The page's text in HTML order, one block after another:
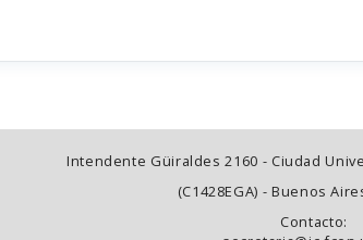
Intendente Güiraldes 2160 - Ciudad
(C1428EGA) - Buenos
Contacto: